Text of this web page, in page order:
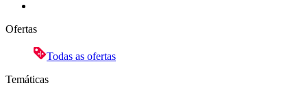
Ofertas
Todas as ofertas
Temáticas